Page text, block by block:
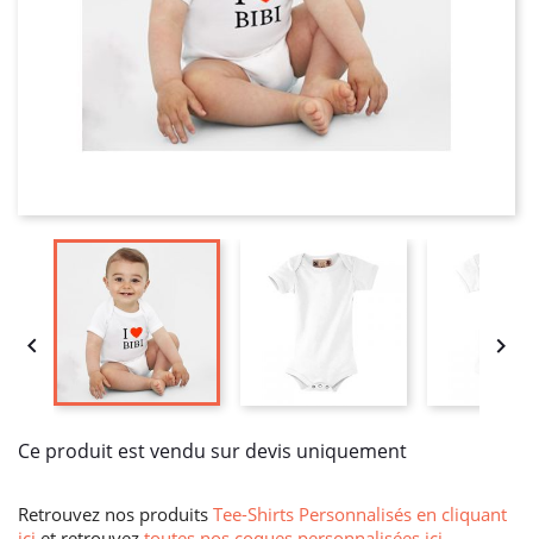
 
Ce produit est vendu sur devis uniquement
Retrouvez nos produits Tee-Shirts Personnalisés en cliquant